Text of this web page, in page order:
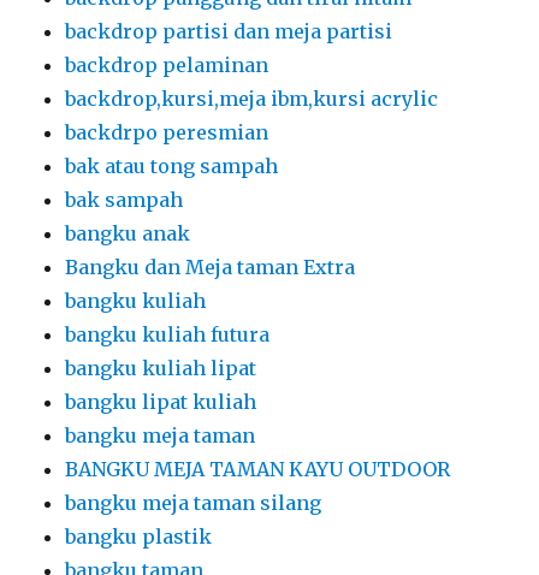
bak sampah
bangku anak
Bangku dan Meja taman Extra
bangku kuliah
bangku kuliah futura
bangku kuliah lipat
bangku lipat kuliah
bangku meja taman
BANGKU MEJA TAMAN KAYU OUTDOOR
bangku meja taman silang
bangku plastik
bangku taman
bangku taman kayu
bangku taman ramadhan
bangku test futura
bangku tunggu
bantal alas duduk